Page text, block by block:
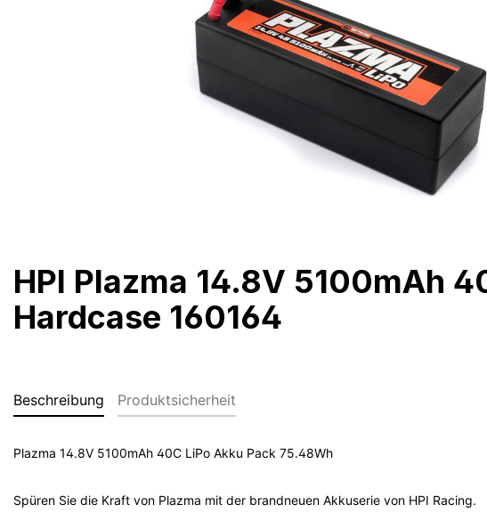
HPI Plazma 14.8V 5100mAh
Hardcase 160164
Beschreibung Produktsicherheit
Plazma 14.8V 5100mAh 40C LiPo Akku Pack 75.48Wh
Spüren Sie die Kraft von Plazma mit der brandneuen Akkuserie von HPI Racing.